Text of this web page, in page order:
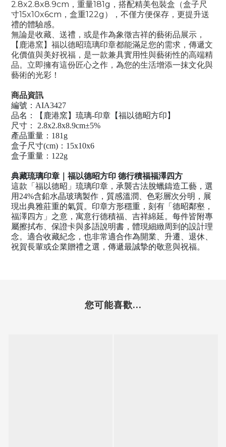
2.8x2.8x8.9cm，重量181g，搭配精美包裝盒（盒子尺
寸15x10x6cm，盒重122g），不僅方便保存，更提升送
禮的體驗感。
無論是收藏、送禮，或是作為象徵吉祥的藝術品展示，
【鹿港窯】福以德昭琉璃印章都能滿足您的需求，傳遞文
化價值與美好祝福，是一款兼具實用性與藝術性的高端精
品。立即擁有這份匠心之作，為您的生活增添一抹文化與
藝術的光彩！
商品資訊
編號：AIA3427
品名：【鹿港窯】琉璃-印章【福以德昭方印】
尺寸： 2.8x2.8x8.9cm±5%
產品重量：181g
盒子尺寸(cm)：15x10x6
盒子重量：122g
典藏琉璃印章｜福以德昭方印 德行積福福澤四方
這款「福以德昭」琉璃印章，承襲古法脫蠟鑄造工藝，選
用24%含鉛水晶玻璃製作，質感溫潤、色彩層次分明，展
現出典雅莊重的氣質。印章方形穩重，刻有「德昭鄰壑，
福澤四方」之意，寓意行德積福、吉祥綿延。每件皆附專
屬擦拭布、保證卡與多語說明書，體現細緻周到的設計理
念。適合收藏紀念，也非常適合作為開業、升遷、退休、
祝賀長輩或企業贈禮之選，傳遞最誠摯的敬意與祝福。
您可能喜歡...